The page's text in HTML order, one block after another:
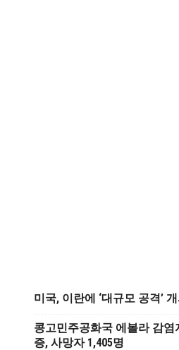
미국, 이란에 ‘대규모 공격’
콩고민주공화국 에볼라 감염
증, 사망자 1,405명